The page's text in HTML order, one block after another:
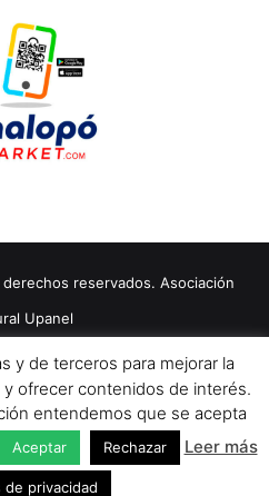
reservados. Asociación
Upanel
Política de privacidad
Aviso Legal
Publicidad 2024
X YouTube
y de terceros para mejorar la
ofrecer contenidos de interés.
entendemos que se acepta
Aceptar Rechazar Leer más
de privacidad